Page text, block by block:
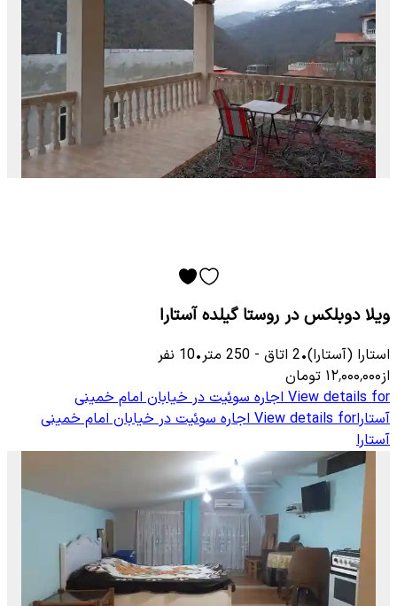
ویلا دوبلکس در روستا گیلده آستارا
استارا (آستارا)•
2 اتاق -
250 متر•
10 نفر
از۱۲٬۰۰۰٬۰۰۰ تومان
View details for اجاره سوئیت در خیابان امام خمینی
آستاراView details for اجاره سوئیت در خیابان امام خمینی
آستارا